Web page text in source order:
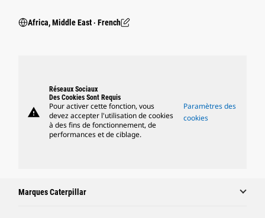
Africa, Middle East ‧ French
warning
Réseaux Sociaux
Des Cookies Sont Requis
Pour activer cette fonction, vous
devez accepter l'utilisation de cookies
à des fins de fonctionnement, de
performances et de ciblage.
Paramètres des
cookies
Marques Caterpillar